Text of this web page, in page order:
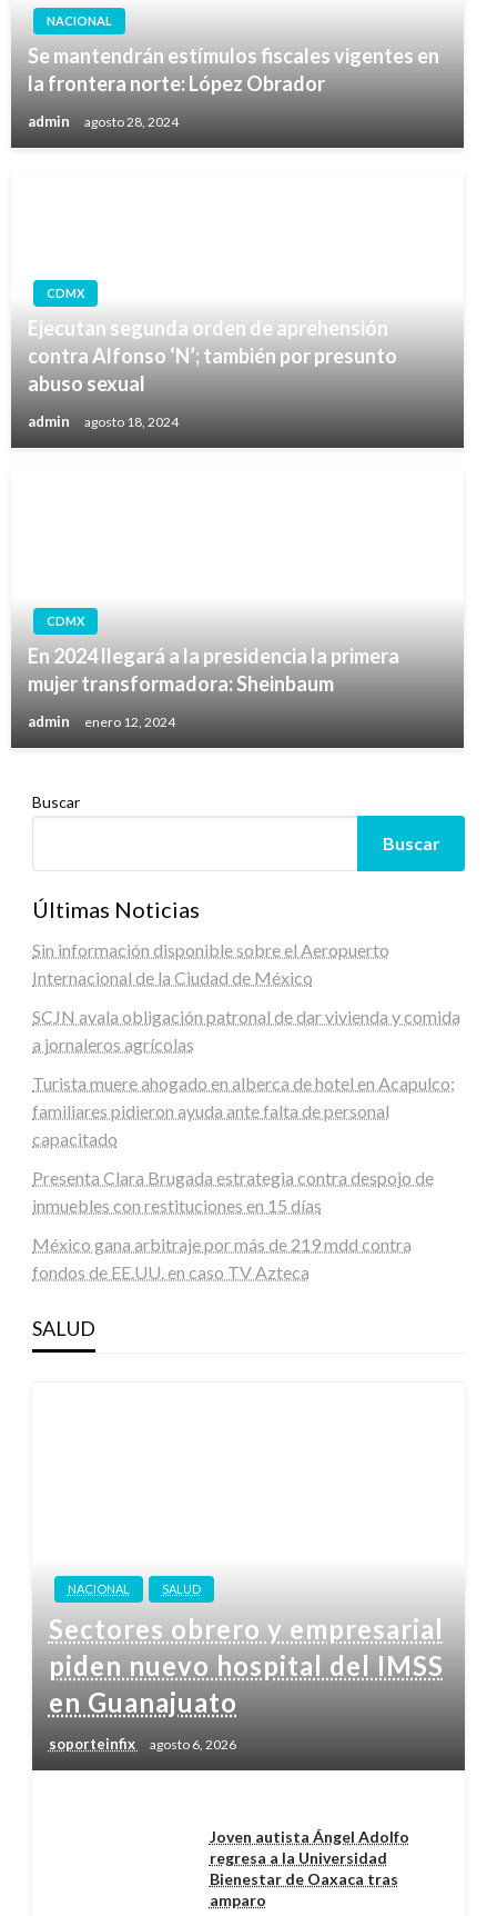
NACIONAL
Se mantendrán estímulos fiscales vigentes en
la frontera norte: López Obrador
admin agosto 28, 2024
CDMX
Ejecutan segunda orden de aprehensión
contra Alfonso ‘N’; también por presunto
abuso sexual
admin agosto 18, 2024
CDMX
En 2024 llegará a la presidencia la primera
mujer transformadora: Sheinbaum
admin enero 12, 2024
Buscar
Buscar
Últimas Noticias
Sin información disponible sobre el Aeropuerto
Internacional de la Ciudad de México
SCJN avala obligación patronal de dar vivienda y comida
a jornaleros agrícolas
Turista muere ahogado en alberca de hotel en Acapulco;
familiares pidieron ayuda ante falta de personal
capacitado
Presenta Clara Brugada estrategia contra despojo de
inmuebles con restituciones en 15 días
México gana arbitraje por más de 219 mdd contra
fondos de EE.UU. en caso TV Azteca
SALUD
NACIONAL SALUD
Sectores obrero y empresarial
piden nuevo hospital del IMSS
en Guanajuato
soporteinfix agosto 6, 2026
Joven autista Ángel Adolfo
regresa a la Universidad
Bienestar de Oaxaca tras
amparo